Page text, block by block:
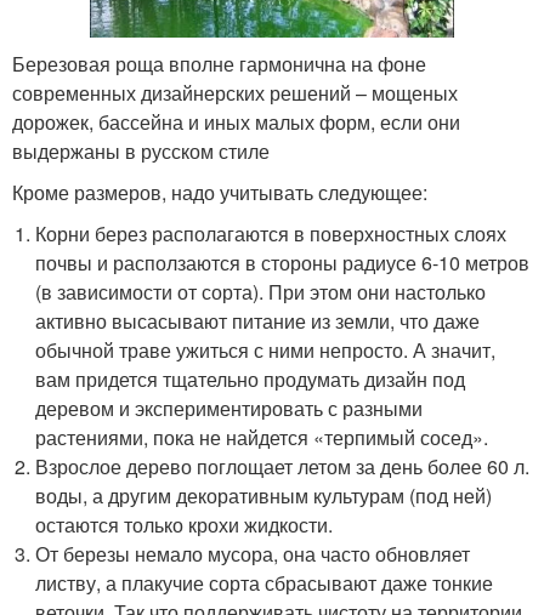
Березовая роща вполне гармонична на фоне
современных дизайнерских решений – мощеных
дорожек, бассейна и иных малых форм, если они
выдержаны в русском стиле
Кроме размеров, надо учитывать следующее:
Корни берез располагаются в поверхностных слоях
почвы и расползаются в стороны радиусе 6-10 метров
(в зависимости от сорта). При этом они настолько
активно высасывают питание из земли, что даже
обычной траве ужиться с ними непросто. А значит,
вам придется тщательно продумать дизайн под
деревом и экспериментировать с разными
растениями, пока не найдется «терпимый сосед».
Взрослое дерево поглощает летом за день более 60 л.
воды, а другим декоративным культурам (под ней)
остаются только крохи жидкости.
От березы немало мусора, она часто обновляет
листву, а плакучие сорта сбрасывают даже тонкие